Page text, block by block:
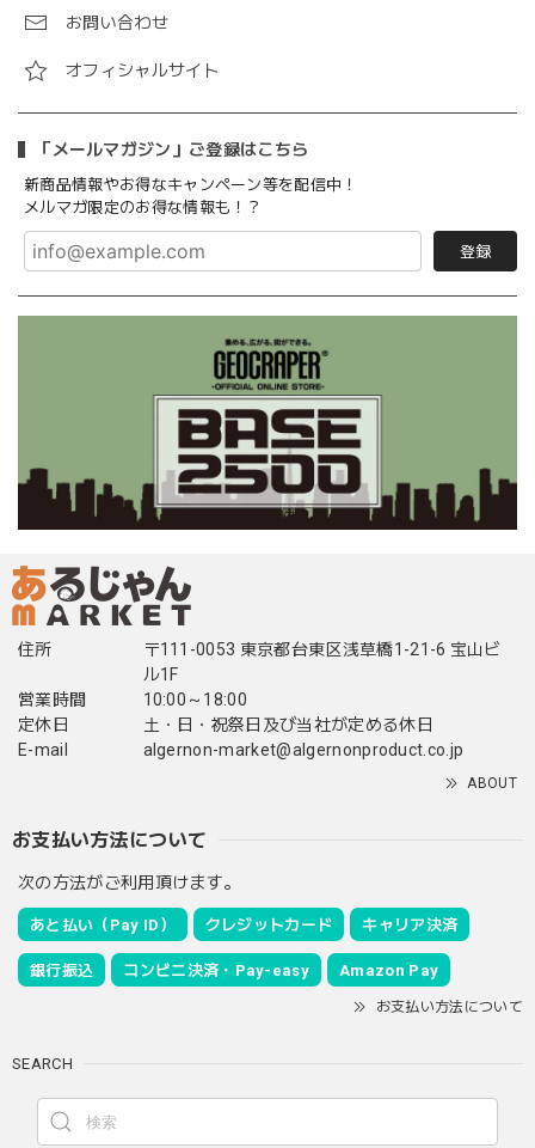
お問い合わせ
オフィシャルサイト
「メールマガジン」ご登録はこちら
新商品情報やお得なキャンペーン等を配信中！
メルマガ限定のお得な情報も！？
登録
住所
〒111-0053 東京都台東区浅草橋1-21-6 宝山ビ
ル1F
営業時間
10:00～18:00
定休日
土・日・祝祭日及び当社が定める休日
E-mail
algernon-market@algernonproduct.co.jp
ABOUT
お支払い方法について
次の方法がご利用頂けます。
あと払い（Pay ID） クレジットカード キャリア決済
銀行振込 コンビニ決済・Pay-easy Amazon Pay
お支払い方法について
SEARCH